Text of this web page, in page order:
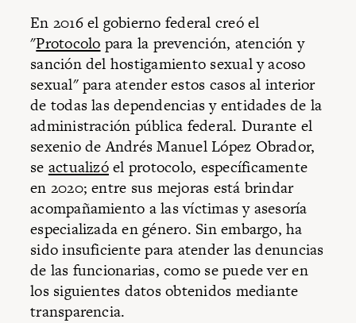
En 2016 el gobierno federal creó el
"Protocolo para la prevención, atención y
sanción del hostigamiento sexual y acoso
sexual" para atender estos casos al interior
de todas las dependencias y entidades de la
administración pública federal. Durante el
sexenio de Andrés Manuel López Obrador,
se actualizóel protocolo, específicamente
en 2020; entre sus mejoras está brindar
acompañamiento a las víctimas y asesoría
especializada en género. Sin embargo, ha
sido insuficiente para atender las denuncias
de las funcionarias, como se puede ver en
los siguientes datos obtenidos mediante
transparencia.